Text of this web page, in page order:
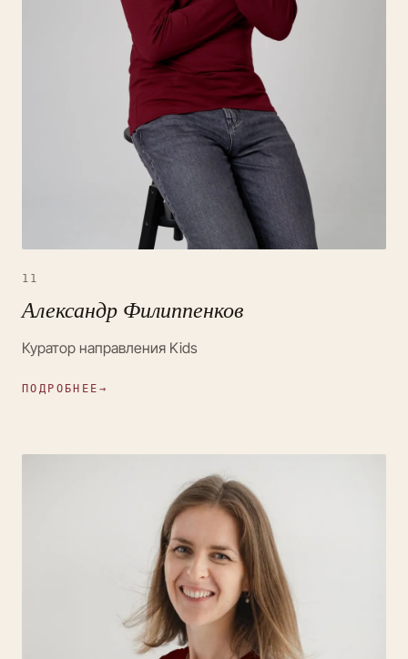
11
Александр Филиппенков
Куратор направления Kids
ПОДРОБНЕЕ →